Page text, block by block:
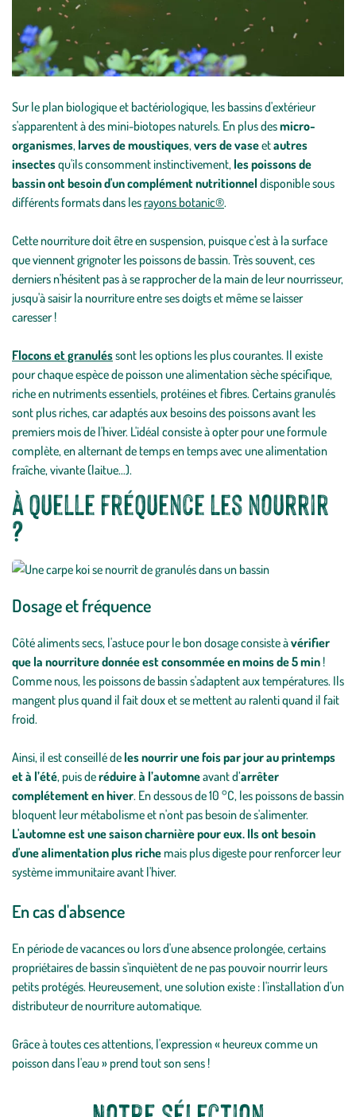
Sur le plan biologique et bactériologique, les bassins d'extérieur
s'apparentent à des mini-biotopes naturels. En plus desmicro-
organismes, larves de moustiques,vers de vaseetautres
insectesqu'ils consomment instinctivement, les poissons de
bassin ont besoin d'un complément nutritionnel disponible sous
différents formats dans les rayons botanic®.
Cette nourriture doit être en suspension, puisque c'est à la surface
que viennent grignoter les poissons de bassin. Très souvent, ces
derniers n'hésitent pas à se rapprocher de la main de leur nourrisseur,
jusqu'à saisir la nourriture entre ses doigts et même se laisser
caresser !
Flocons et granuléssont les options les plus courantes. Il existe
pour chaque espèce de poisson une alimentation sèche spécifique,
riche en nutriments essentiels, protéines et fibres. Certains granulés
sont plus riches, car adaptés aux besoins des poissons avant les
premiers mois de l'hiver. L'idéal consiste à opter pour une formule
complète, en alternant de temps en temps avec une alimentation
fraîche, vivante (laitue…).
À quelle fréquence les nourrir
?
Dosage et fréquence
Côté aliments secs, l'astuce pour le bon dosage consiste àvérifier
que la nourriture donnée est consommée en moins de 5 min !
Comme nous, les poissons de bassin s'adaptent aux températures. Ils
mangent plus quand il fait doux et se mettent au ralenti quand il fait
froid.
Ainsi, il est conseillé de les nourrir une fois par jour au printemps
et à l’été, puis deréduire à l’automneavant d’arrêter
complétement en hiver. En dessous de 10 °C, les poissons de bassin
bloquent leur métabolisme et n'ont pas besoin de s'alimenter.
L'automne est une saison charnière pour eux. Ils ont besoin
d'une alimentation plus riche mais plus digeste pour renforcer leur
système immunitaire avant l'hiver.
En cas d'absence
En période de vacances ou lors d'une absence prolongée, certains
propriétaires de bassin s'inquiètent de ne pas pouvoir nourrir leurs
petits protégés. Heureusement, une solution existe : l'installation d'un
distributeur de nourriture automatique.
Grâce à toutes ces attentions, l'expression « heureux comme un
poisson dans l'eau » prend tout son sens !